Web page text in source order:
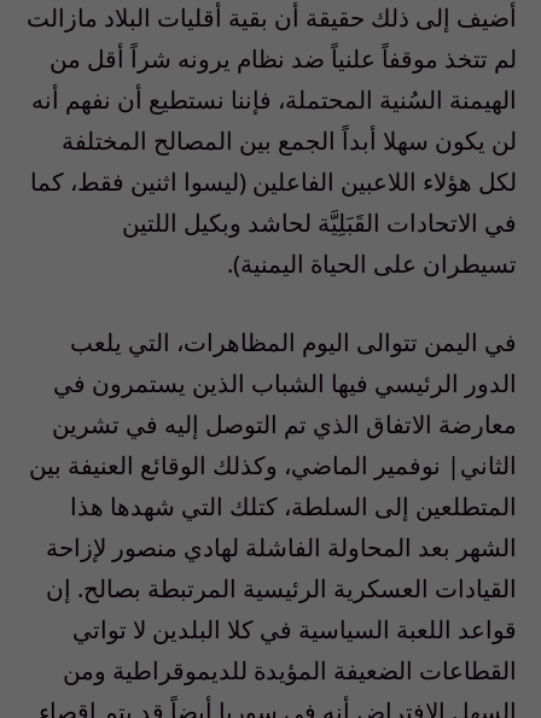
أضيف إلى ذلك حقيقة أن بقية أقليات البلاد مازالت
لم تتخذ موقفاً علنياً ضد نظام يرونه شراً أقل من
الهيمنة السُنية المحتملة، فإننا نستطيع أن نفهم أنه
لن يكون سهلا أبداً الجمع بين المصالح المختلفة
لكل هؤلاء اللاعبين الفاعلين (ليسوا اثنين فقط، كما
في الاتحادات القَبَلِيَّة لحاشد وبكيل اللتين
تسيطران على الحياة اليمنية).
في اليمن تتوالى اليوم المظاهرات، التي يلعب
الدور الرئيسي فيها الشباب الذين يستمرون في
معارضة الاتفاق الذي تم التوصل إليه في تشرين
الثاني| نوفمير الماضي، وكذلك الوقائع العنيفة بين
المتطلعين إلى السلطة، كتلك التي شهدها هذا
الشهر بعد المحاولة الفاشلة لهادي منصور لإزاحة
القيادات العسكرية الرئيسية المرتبطة بصالح. إن
قواعد اللعبة السياسية في كلا البلدين لا تواتي
القطاعات الضعيفة المؤيدة للديموقراطية ومن
السهل الافتراض أنه في سوريا أيضاً قد يتم إقصاء